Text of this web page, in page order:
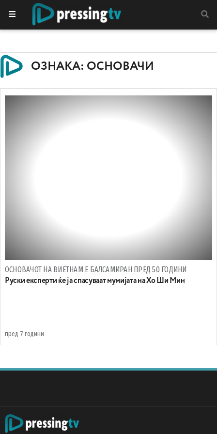
ОЗНАКА: ОСНОВАЧИ
ОСНОВАЧОТ НА ВИЕТНАМ Е БАЛСАМИРАН ПРЕД 50 ГОДИНИ
Руски експерти ќе ја спасуваат мумијата на Хо Ши Мин
пред 7 години